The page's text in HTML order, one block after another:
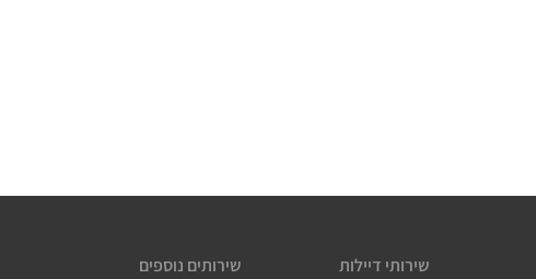
שירותי דיילות שירותים נוספים